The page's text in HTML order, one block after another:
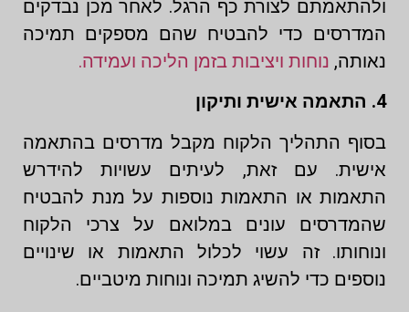
ולהתאמתם לצורת כף הרגל. לאחר מכן נבדקים
המדרסים כדי להבטיח שהם מספקים תמיכה
נאותה, נוחות ויציבות בזמן הליכה ועמידה.
4. התאמה אישית ותיקון
בסוף התהליך הלקוח מקבל מדרסים בהתאמה
אישית. עם זאת, לעיתים עשויות להידרש
התאמות או התאמות נוספות על מנת להבטיח
שהמדרסים עונים במלואם על צרכי הלקוח
ונוחותו. זה עשוי לכלול התאמות או שינויים
נוספים כדי להשיג תמיכה ונוחות מיטביים.